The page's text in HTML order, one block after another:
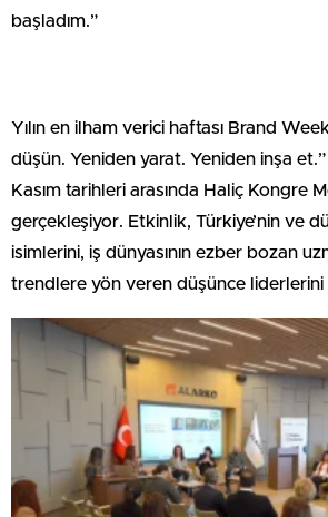
başladım.”
Yılın en ilham verici haftası Brand
düşün. Yeniden yarat. Yeniden inşa
Kasım tarihleri arasında Haliç Kongre
gerçekleşiyor. Etkinlik, Türkiye’nin ve
isimlerini, iş dünyasının ezber bozan
trendlere yön veren düşünce